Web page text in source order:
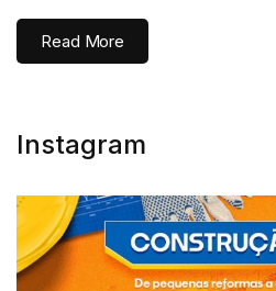
Read More
Instagram